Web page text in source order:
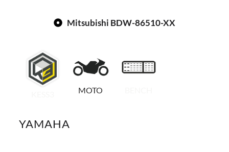
Mitsubishi BDW-86510-XX
MOTO
YAMAHA